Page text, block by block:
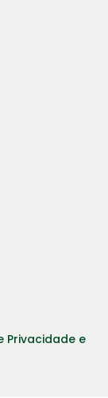
Privacidade e